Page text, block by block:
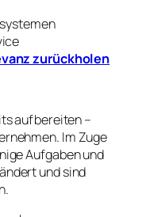
zurückholen
aufbereiten –
Im Zuge
Aufgaben und
und sind